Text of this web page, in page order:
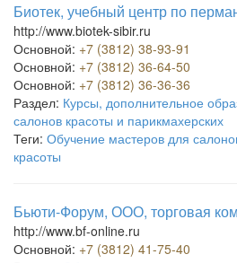
Биотек, учебный центр по
http://www.biotek-sibir.ru
Основной: +7 (3812) 38-93-91
Основной: +7 (3812) 36-64-50
Основной: +7 (3812) 36-36-36
Раздел: Курсы, дополнительное
салонов красоты и парикмахерских
Теги: Обучение мастеров для
красоты
Бьюти-Форум, ООО, торговая
http://www.bf-online.ru
Основной: +7 (3812) 41-75-40